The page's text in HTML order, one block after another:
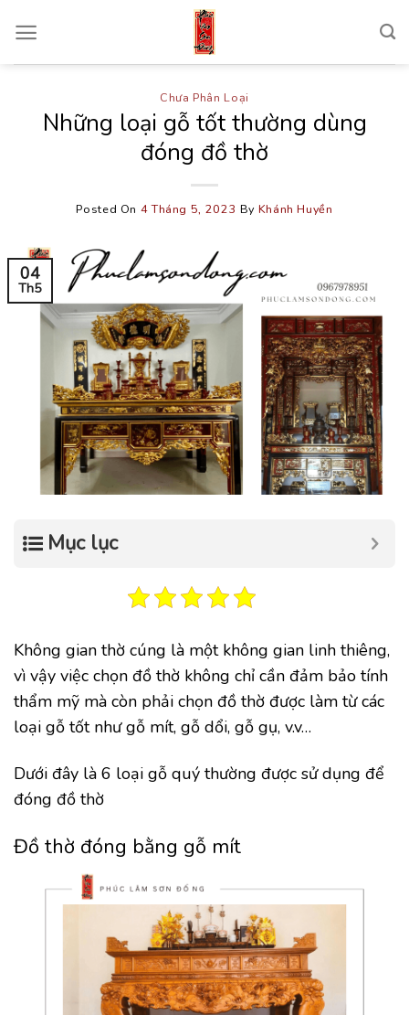
content
Chưa Phân Loại
Những loại gỗ tốt thường dùng
đóng đồ thờ
Posted On 4 Tháng 5, 2023 By Khánh Huyền
04
Th5
Mục lục
Không gian thờ cúng là một không gian linh thiêng,
vì vậy việc chọn đồ thờ không chỉ cần đảm bảo tính
thẩm mỹ mà còn phải chọn đồ thờ được làm từ các
loại gỗ tốt như gỗ mít, gỗ dổi, gỗ gụ, v.v…
Dưới đây là 6 loại gỗ quý thường được sử dụng để
đóng đồ thờ
Đồ thờ đóng bằng gỗ mít